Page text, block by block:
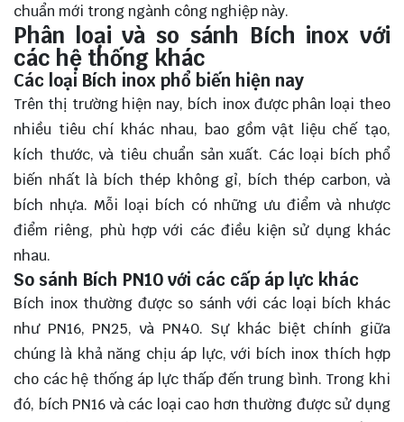
chuẩn mới trong ngành công nghiệp này.
Phân loại và so sánh Bích inox với
các hệ thống khác
Các loại Bích inox phổ biến hiện nay
Trên thị trường hiện nay, bích inox được phân loại theo
nhiều tiêu chí khác nhau, bao gồm vật liệu chế tạo,
kích thước, và tiêu chuẩn sản xuất. Các loại bích phổ
biến nhất là bích thép không gỉ, bích thép carbon, và
bích nhựa. Mỗi loại bích có những ưu điểm và nhược
điểm riêng, phù hợp với các điều kiện sử dụng khác
nhau.
So sánh Bích PN10 với các cấp áp lực khác
Bích inox thường được so sánh với các loại bích khác
như PN16, PN25, và PN40. Sự khác biệt chính giữa
chúng là khả năng chịu áp lực, với bích inox thích hợp
cho các hệ thống áp lực thấp đến trung bình. Trong khi
đó, bích PN16 và các loại cao hơn thường được sử dụng